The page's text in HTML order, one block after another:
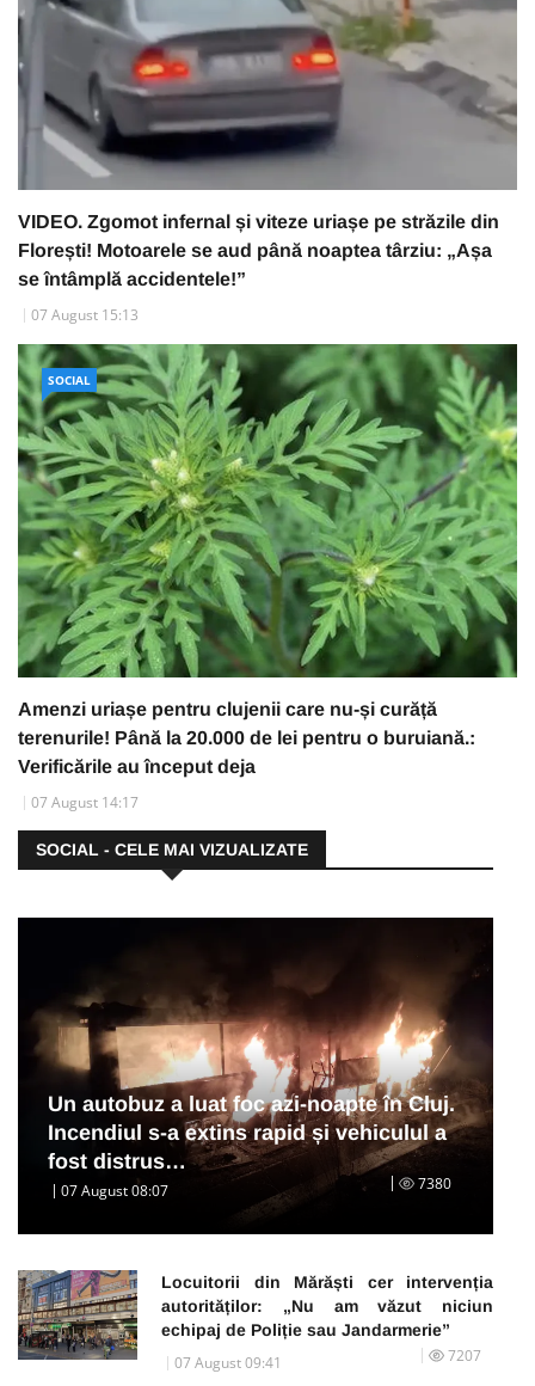
VIDEO. Zgomot infernal și viteze uriașe pe străzile din
Florești! Motoarele se aud până noaptea târziu: „Așa
se întâmplă accidentele!”
07 August 15:13
SOCIAL
Amenzi uriașe pentru clujenii care nu-și curăță
terenurile! Până la 20.000 de lei pentru o buruiană.:
Verificările au început deja
07 August 14:17
SOCIAL - CELE MAI VIZUALIZATE
Un autobuz a luat foc azi-noapte în Cluj.
Incendiul s-a extins rapid și vehiculul a
fost distrus…
07 August 08:07 7380
Locuitorii din Mărăști cer intervenția
autorităților: „Nu am văzut niciun
echipaj de Poliție sau Jandarmerie”
07 August 09:41 7207